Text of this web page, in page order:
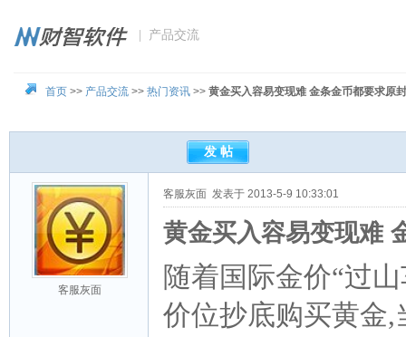
| 产品交流
首页 >> 产品交流 >> 热门资讯 >> 黄金买入容易变现难 金条金币都要求原
客服灰面
客服灰面 发表于 2013-5-9 10:33:01
黄金买入容易变现难
随着国际金价“过
价位抄底购买黄金